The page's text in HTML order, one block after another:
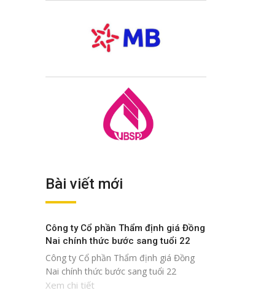
Bài viết mới
Công ty Cổ phần Thẩm định giá Đồng
Nai chính thức bước sang tuổi 22
Công ty Cổ phần Thẩm định giá Đồng
Nai chính thức bước sang tuổi 22
Xem chi tiết